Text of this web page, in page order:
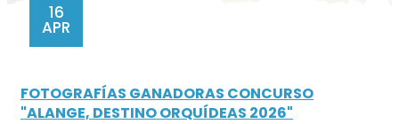
16
APR
FOTOGRAFÍAS GANADORAS CONCURSO
"ALANGE, DESTINO ORQUÍDEAS 2026"